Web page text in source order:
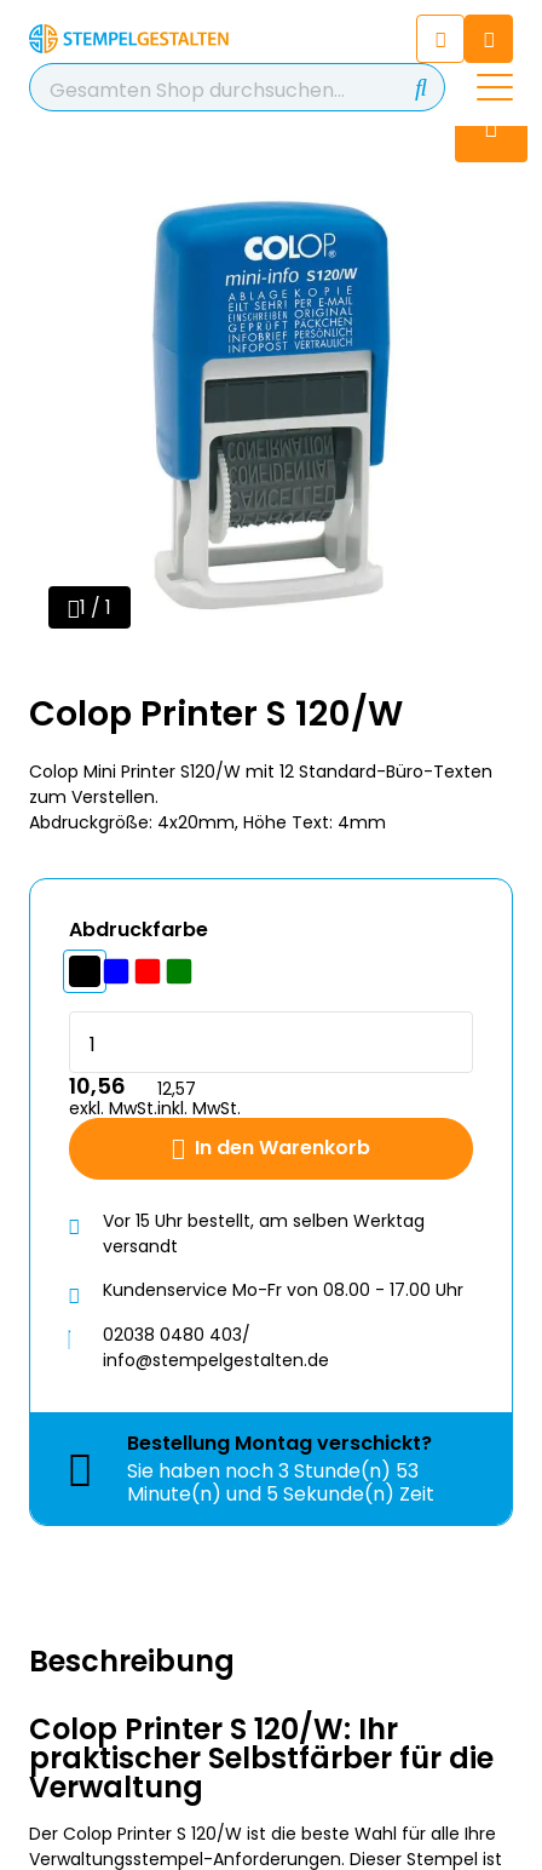
Chatten Sie 24/7 mit unserem
hilfreichen Chatbot
Kontakt
+49 2038 0480 403
Beschreibung
Colop Printer S 120/W: Ihr
praktischer Selbstfärber für die
Verwaltung
Der Colop Printer S 120/W ist die beste Wahl für alle Ihre
Verwaltungsstempel-Anforderungen. Dieser Stempel ist
1 / 1
Colop Printer S 120/W
Colop Mini Printer S120/W mit 12 Standard-Büro-Texten
zum Verstellen.
Abdruckgröße: 4x20mm, Höhe Text: 4mm
Abdruckfarbe
In den Warenkorb
10,56
exkl. MwSt.
12,57
inkl. MwSt.
Vor 15 Uhr bestellt, am selben Werktag
versandt
Kundenservice Mo-Fr von 08.00 - 17.00 Uhr
02038 0480 403/
info@stempelgestalten.de
Bestellung Montagverschickt?
Sie haben noch3 Stunde(n) 53
Minute(n) und 5 Sekunde(n) Zeit